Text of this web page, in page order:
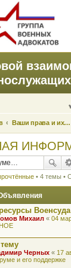
Ваши права и их реализация
• 4 темы •
Военсуда
Михаил « 04
Черных « 17
и его поддержке